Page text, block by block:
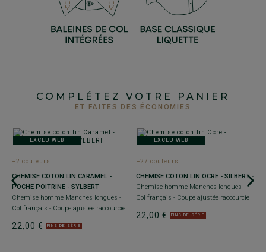
COMPLÉTEZ VOTRE PANIER
ET FAITES DES ÉCONOMIES
EXCLU WEB
+2 couleurs
CHEMISE COTON LIN CARAMEL -
POCHE POITRINE - SYLBERT -
Chemise homme Manches longues -
Col français - Coupe ajustée raccourcie
22,00 € FINS DE SÉRIE
EXCLU WEB
+27 couleurs
CHEMISE COTON LIN OCRE - SILBERT-
Chemise homme Manches longues -
Col français - Coupe ajustée raccourcie
22,00 € FINS DE SÉRIE